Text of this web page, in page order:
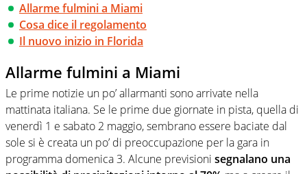
Allarme fulmini a Miami
Cosa dice il regolamento
Il nuovo inizio in Florida
Allarme fulmini a Miami
Le prime notizie un po’ allarmanti sono arrivate nella
mattinata italiana. Se le prime due giornate in pista, quella di
venerdì 1 e sabato 2 maggio, sembrano essere baciate dal
sole si è creata un po’ di preoccupazione per la gara in
programma domenica 3. Alcune previsioni segnalano una